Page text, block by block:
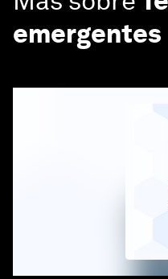
emergentes